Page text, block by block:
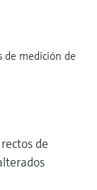
de medición de
de